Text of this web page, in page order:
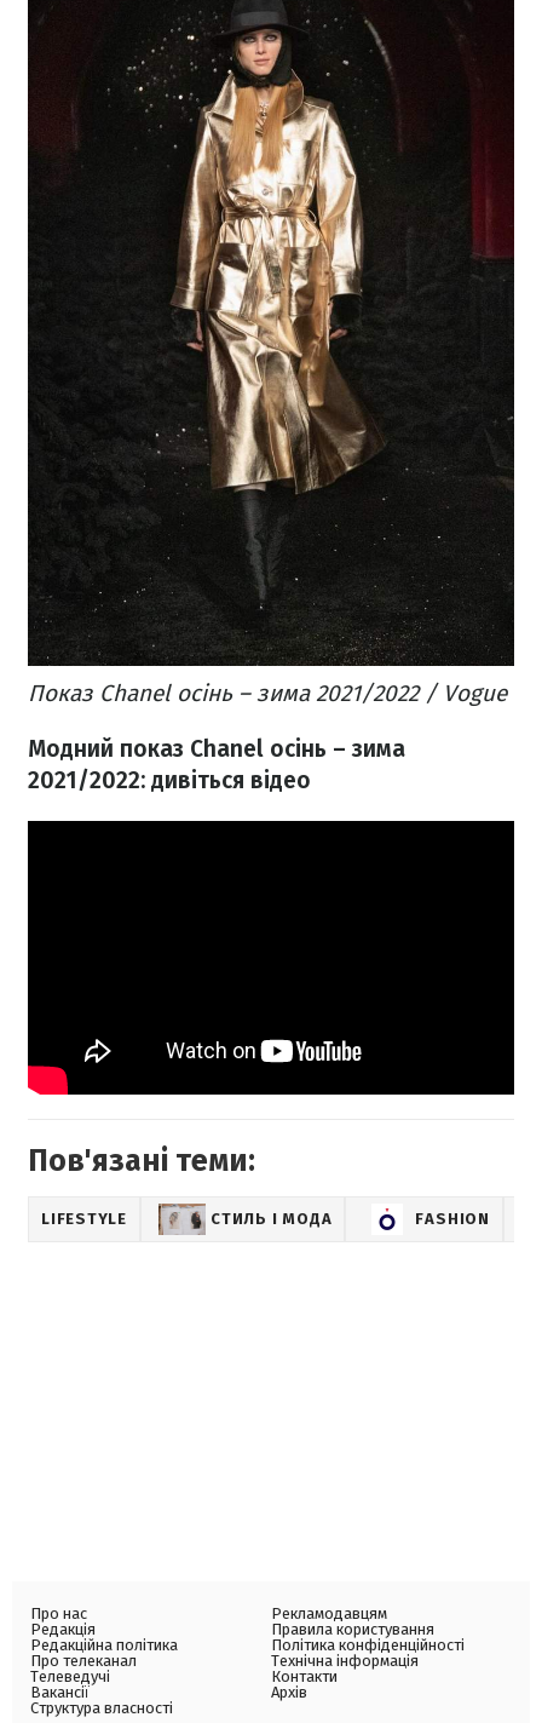
Показ Chanel осінь – зима 2021/2022 / Vogue
Модний показ Chanel осінь – зима
2021/2022: дивіться відео
Пов'язані теми:
LIFESTYLE СТИЛЬ І МОДА FASHION
Про нас
Редакція
Редакційна політика
Про телеканал
Телеведучі
Вакансії
Структура власності
Рекламодавцям
Правила користування
Політика конфіденційності
Технічна інформація
Контакти
Архів